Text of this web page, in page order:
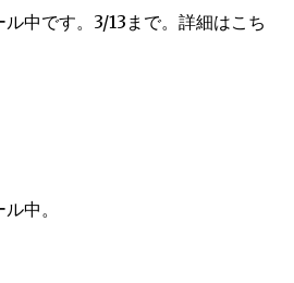
中です。3/13まで。詳細はこち
中。